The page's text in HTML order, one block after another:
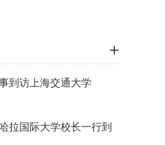
到访上海交通大学
拉国际大学校长一行到